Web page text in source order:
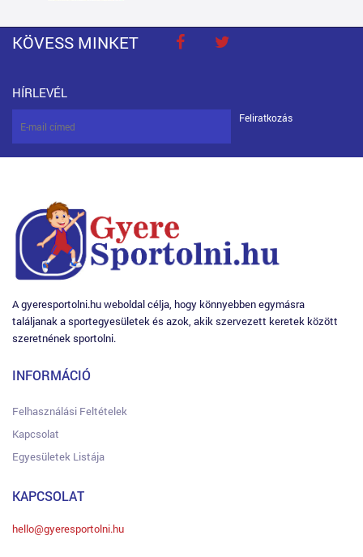
KÖVESS MINKET
HÍRLEVÉL
Feliratkozás
A gyeresportolni.hu weboldal célja, hogy könnyebben egymásra
találjanak a sportegyesületek és azok, akik szervezett keretek között
szeretnének sportolni.
INFORMÁCIÓ
Felhasználási Feltételek
Kapcsolat
Egyesületek Listája
KAPCSOLAT
hello@gyeresportolni.hu